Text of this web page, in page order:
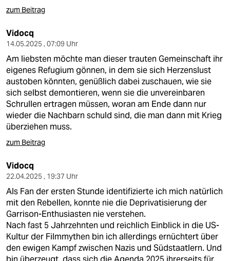
zum Beitrag
Vidocq
14.05.2025 , 07:09 Uhr
Am liebsten möchte man dieser trauten Gemeinschaft ihr
eigenes Refugium gönnen, in dem sie sich Herzenslust
austoben könnten, genüßlich dabei zuschauen, wie sie
sich selbst demontieren, wenn sie die unvereinbaren
Schrullen ertragen müssen, woran am Ende dann nur
wieder die Nachbarn schuld sind, die man dann mit Krieg
überziehen muss.
zum Beitrag
Vidocq
22.04.2025 , 19:37 Uhr
Als Fan der ersten Stunde identifizierte ich mich natürlich
mit den Rebellen, konnte nie die Deprivatisierung der
Garrison-Enthusiasten nie verstehen.
Nach fast 5 Jahrzehnten und reichlich Einblick in die US-
Kultur der Filmmythen bin ich allerdings ernüchtert über
den ewigen Kampf zwischen Nazis und Südstaatlern. Und